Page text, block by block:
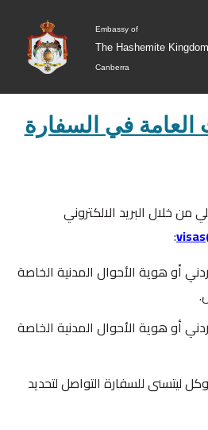
content
Embassy of
The Hashemite
Canberra
العامة في السفارة
من خلال البريد الالكتروني
:
أو هوية الأحوال المدنية الخاصة
أو هوية الأحوال المدنية الخاصة
ليتسنى للسفارة التواصل لتحديد